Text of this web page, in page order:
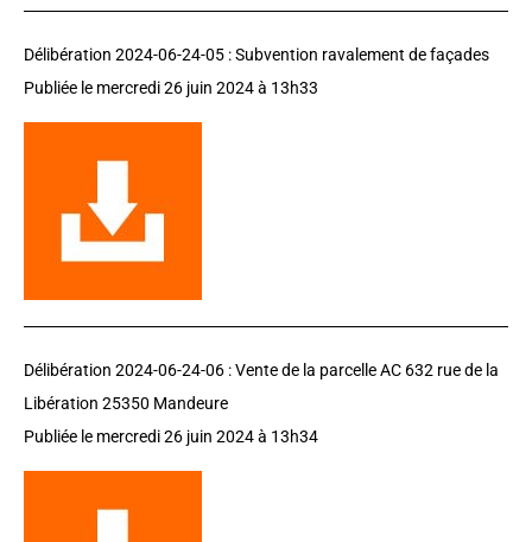
Délibération 2024-06-24-05 : Subvention ravalement de façades
Publiée le mercredi 26 juin 2024 à 13h33
Délibération 2024-06-24-06 : Vente de la parcelle AC 632 rue de la
Libération 25350 Mandeure
Publiée le mercredi 26 juin 2024 à 13h34